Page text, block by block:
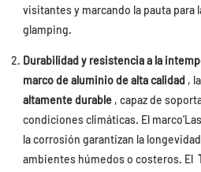
visitantes y marcando la pauta para
glamping.
Durabilidad y resistencia a la
marco de aluminio de alta calidad ,
altamente durable , capaz de
condiciones climáticas. El
la corrosión garantizan la
ambientes húmedos o costeros. El